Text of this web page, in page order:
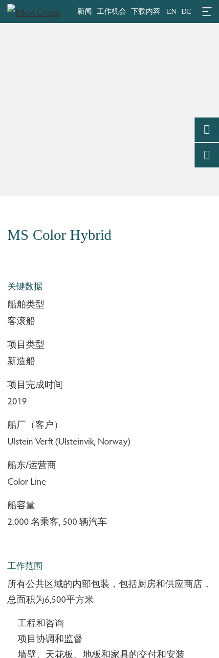
新闻 工作机会 下载内容 EN DE
MS Color Hybrid
关键数据
船舶类型
客滚船
项目类型
新造船
项目完成时间
2019
船厂（客户）
Ulstein Verft (Ulsteinvik, Norway)
船东/运营商
Color Line
船容量
2.000 名乘客, 500 辆汽车
工作范围
所有公共区域的内部包装，包括厨房和供应商店，
总面积为6,500平方米
工程和咨询
项目协调和监督
墙壁、天花板、地板和家具的交付和安装